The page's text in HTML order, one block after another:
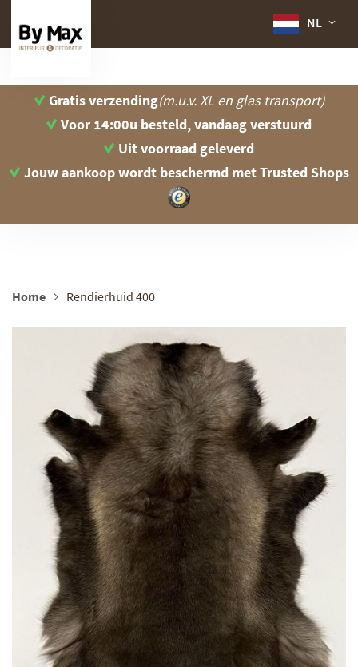
NL
Gratis verzending(m.u.v. XL en glas transport)
Voor 14:00u besteld, vandaag verstuurd
Uit voorraad geleverd
Jouw aankoop wordt beschermd met Trusted Shops
Home Rendierhuid 400